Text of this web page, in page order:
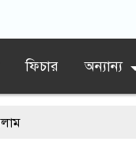
ফিচার অন্যান্য